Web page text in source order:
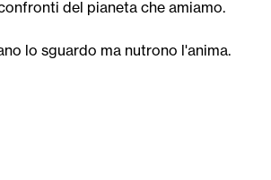
del pianeta che amiamo.
lo sguardo ma nutrono l'anima.